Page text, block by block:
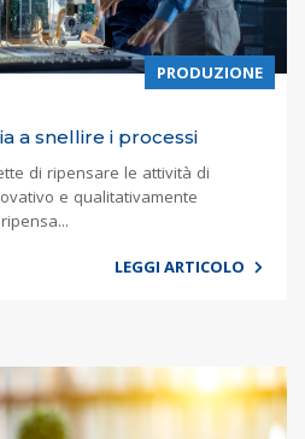
PRODUZIONE
a snellire i processi
di ripensare le attività di
e qualitativamente
LEGGI ARTICOLO